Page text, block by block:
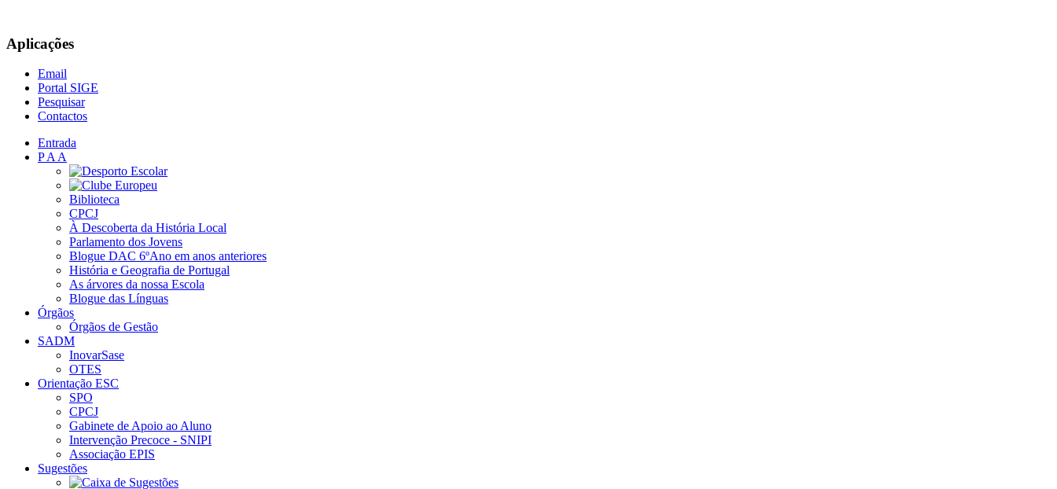
Aplicações
Email
Portal SIGE
Pesquisar
Contactos
Entrada
P A A
Biblioteca
CPCJ
À Descoberta da História Local
Parlamento dos Jovens
Blogue DAC 6ºAno em anos anteriores
História e Geografia de Portugal
As árvores da nossa Escola
Blogue das Línguas
Órgãos
Órgãos de Gestão
SADM
InovarSase
OTES
Orientação ESC
SPO
CPCJ
Gabinete de Apoio ao Aluno
Intervenção Precoce - SNIPI
Associação EPIS
Sugestões